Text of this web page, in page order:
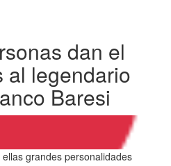
dan el
al legendario
Baresi
grandes personalidades